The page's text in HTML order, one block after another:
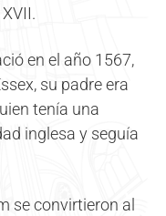
en el año 1567,
su padre era
tenía una
inglesa y seguía
se convirtieron al